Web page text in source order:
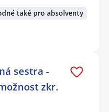
také pro absolventy
sestra -
zkr.